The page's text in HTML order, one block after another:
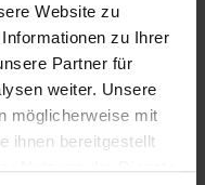
Website zu
zu Ihrer
Partner für
weiter. Unsere
möglicherweise mit
ihnen bereitgestellt
Nutzung der Dienste
die vtours
relevant ist! Es ist
Veranstalter
es entscheidende
Leistungen gibt. Aug.